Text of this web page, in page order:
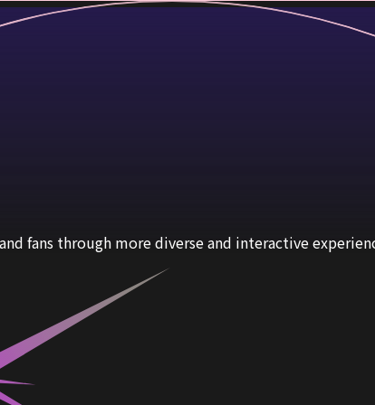
fans through more diverse and interactive